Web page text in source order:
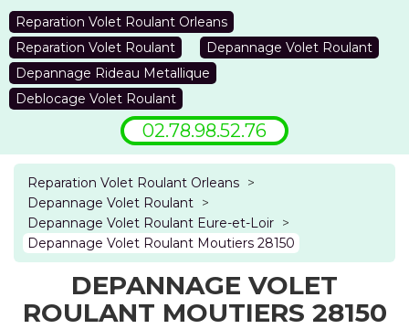
Reparation Volet Roulant Orleans
Reparation Volet Roulant
Depannage Volet Roulant
Depannage Rideau Metallique
Deblocage Volet Roulant
02.78.98.52.76
Reparation Volet Roulant Orleans >
Depannage Volet Roulant >
Depannage Volet Roulant Eure-et-Loir >
Depannage Volet Roulant Moutiers 28150
DEPANNAGE VOLET
ROULANT MOUTIERS 28150